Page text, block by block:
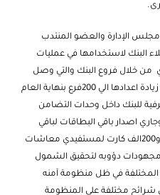
الإدارة والعضو المنتدب
الف كارت لعملاء البنك لاستخدامها في عمليات
من خلال فروع البنك والتي وصل
عددها الي 106 فرع ومستهدف ان يتم زيادة اعدادها الي 200فرع بنهاية العام
الي 27 وحده مصرفية للبنك داخل وحدات التضامن
اصدار باقي البطاقات لباقي
العملاء بالتتابع كما تم إصدار مليون و200الف كارت لمستفيدي معاشات
مجهودات دؤوبه لتحقيق الشمول
المختلفة في ظل منظومة آمنه
شرائح مختلفة على المنظومة